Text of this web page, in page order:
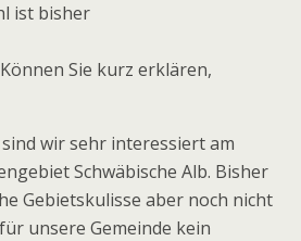
ist bisher
Sie kurz erklären,
wir sehr interessiert am
Schwäbische Alb. Bisher
Gebietskulisse aber noch nicht
unsere Gemeinde kein